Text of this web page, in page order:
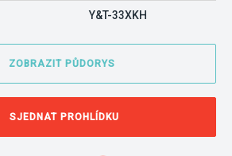
Y&T-33XKH
ZOBRAZIT PŮDORYS
SJEDNAT PROHLÍDKU